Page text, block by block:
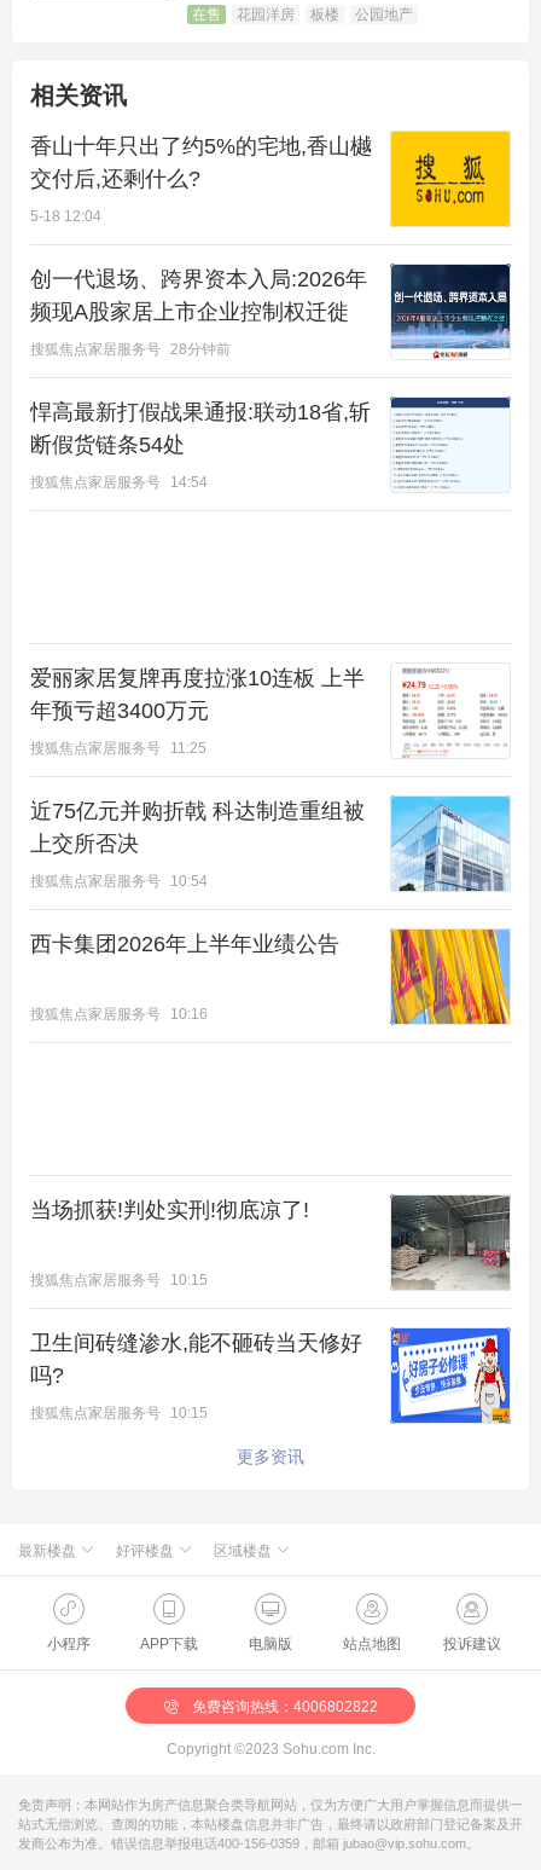
更以龙鳞水景、宅间水系营造“山为靠、水为财”的东
方意境，有水成韵，无水亦成诗，藏风聚气，福泽绵
长。在香山樾，山不再是窗外的客体，而是居住的本
建筑恪守宋式极简与礼制，以九脊屋顶承续《营造法
式》规制，线条沉稳舒展，檐角轻盈有度，兼具威仪
色仿汝窑陶板，非遗团队历时十月淬炼，还原“雨过
天青云破处”的传世釉色，触感温润如玉、色泽历久
弥新，与金属、石材相融共生，勾勒出“似玉非玉而
不事繁复雕饰，以极简线条、克制比例、温润肌理，
臻贵的树木可以移植，但三百年的历史不可再生。
香山樾匠心保留三棵逾三百年原生古树，在当代豪宅
之中，实属难得稀贵。香山樾循原生古树文脉，匠造
占地面积约2500㎡古树下沉庭院，以围合式下沉布
局，藏纳约三百年苍劲古木，形成闹中取静、私密内
敛的林下精神场域，让庭院自成一方静谧天地；古树
为核、岁月为脉，让景观不再是简单绿植，而是可传
在售 花园洋房 板楼 公园地产
相关资讯
香山十年只出了约5%的宅地,香山樾
交付后,还剩什么?
5-18 12:04
创一代退场、跨界资本入局:2026年
频现A股家居上市企业控制权迁徙
搜狐焦点家居服务号 28分钟前
悍高最新打假战果通报:联动18省,斩
断假货链条54处
搜狐焦点家居服务号 14:54
爱丽家居复牌再度拉涨10连板 上半
年预亏超3400万元
搜狐焦点家居服务号 11:25
近75亿元并购折戟 科达制造重组被
上交所否决
搜狐焦点家居服务号 10:54
西卡集团2026年上半年业绩公告
搜狐焦点家居服务号 10:16
当场抓获!判处实刑!彻底凉了!
搜狐焦点家居服务号 10:15
卫生间砖缝渗水,能不砸砖当天修好
吗?
搜狐焦点家居服务号 10:15
更多资讯
最新楼盘 好评楼盘 区域楼盘
绿城·朗月和风 新航城世界映
怀柔国贤府
缦合北京
懋源·騴橒臺
北京城建·文华知筑
北京城建·和知筑|铂瑞
北京建工·嘉棠雅序
国樾天颂
北京楼盘
石景山楼盘
昌平楼盘
大兴楼盘
房山楼盘
朝阳楼盘
通州楼盘
桃源新都孔雀城 华银天鹅湖
温泉新都孔雀城
中海北京世家
燕都古城·和园
中冶兴隆新城·红石郡
路劲阳光城
富力和园
小程序 APP下载 电脑版 站点地图 投诉建议
免费咨询热线：4006802822
Copyright ©2023 Sohu.com Inc.
免责声明：本网站作为房产信息聚合类导航网站，仅为方便广大用户掌握信息而提供一
站式无偿浏览、查阅的功能，本站楼盘信息并非广告，最终请以政府部门登记备案及开
发商公布为准。错误信息举报电话400-156-0359，邮箱 jubao@vip.sohu.com。